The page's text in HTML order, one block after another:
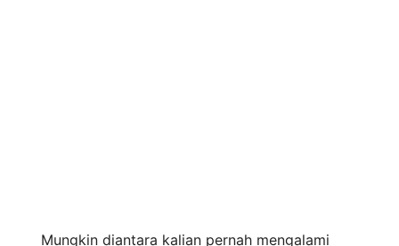
Mungkin diantara kalian pernah mengalami